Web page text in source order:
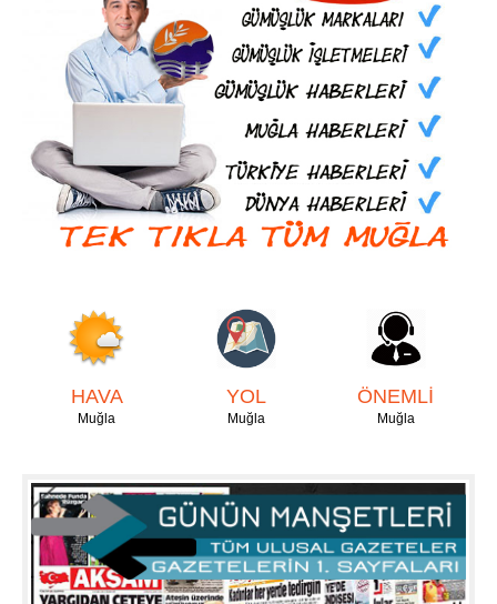
HAVA
Muğla
YOL
Muğla
ÖNEMLİ
Muğla